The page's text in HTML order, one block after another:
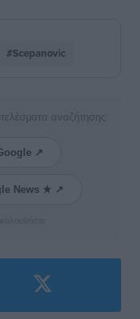
#Scepanovic
αναζήτησης
↗
News ★ ↗